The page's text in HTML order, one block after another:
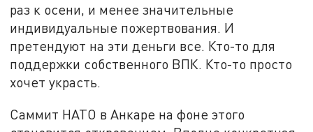
раз к осени, и менее значительные
индивидуальные пожертвования. И
претендуют на эти деньги все. Кто-то для
поддержки собственного ВПК. Кто-то просто
хочет украсть.
Саммит НАТО в Анкаре на фоне этого